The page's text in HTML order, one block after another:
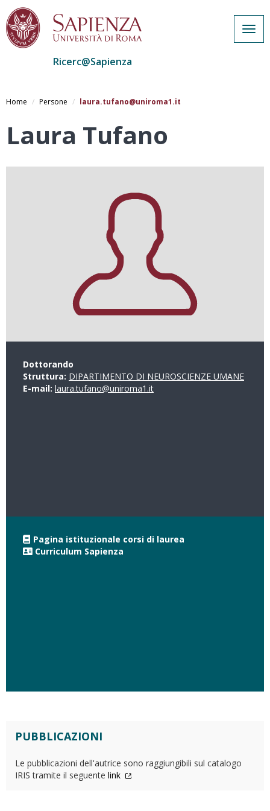
al
Ricerc@Sapienza
Home Persone laura.tufano@uniroma1.it
Laura Tufano
Dottorando
Struttura: DIPARTIMENTO DI NEUROSCIENZE UMANE
E-mail: laura.tufano@uniroma1.it
Pagina istituzionale corsi di laurea
Curriculum Sapienza
PUBBLICAZIONI
Le pubblicazioni dell'autrice sono raggiungibili sul catalogo
IRIS tramite il seguente link